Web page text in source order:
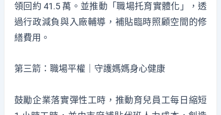
領回約 41.5 萬。並推動「職場托育實體化」，透
過行政減負與入廠輔導，補貼臨時照顧空間的修
繕費用。
第三箭：職場平權｜守護媽媽身心健康
鼓勵企業落實彈性工時，推動育兒員工每日縮短